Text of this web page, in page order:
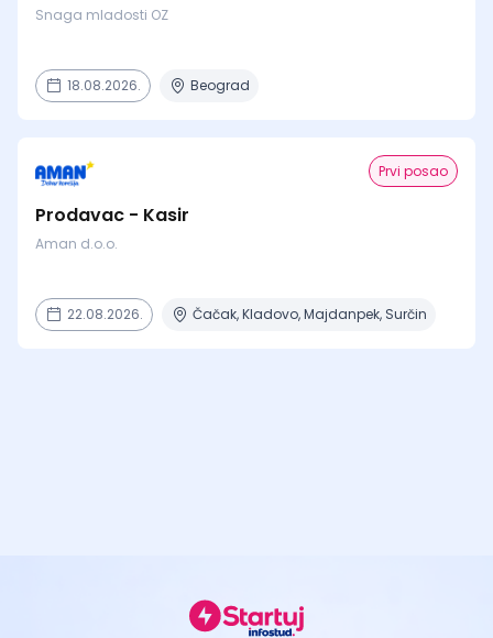
Snaga mladosti OZ
18.08.2026. Beograd
Prvi posao
Prodavac - Kasir
Aman d.o.o.
22.08.2026. Čačak, Kladovo, Majdanpek, Surčin